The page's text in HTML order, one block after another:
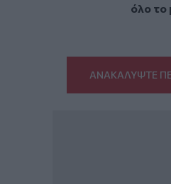
όλο
ΑΝΑΚΑΛΥΨΤΕ